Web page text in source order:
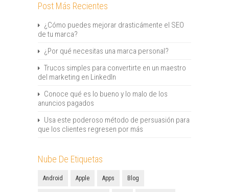
Post Más Recientes
¿Cómo puedes mejorar drasticámente el SEO
de tu marca?
¿Por qué necesitas una marca personal?
Trucos simples para convertirte en un maestro
del marketing en LinkedIn
Conoce qué es lo bueno y lo malo de los
anuncios pagados
Usa este poderoso método de persuasión para
que los clientes regresen por más
Nube De Etiquetas
Android Apple Apps Blog